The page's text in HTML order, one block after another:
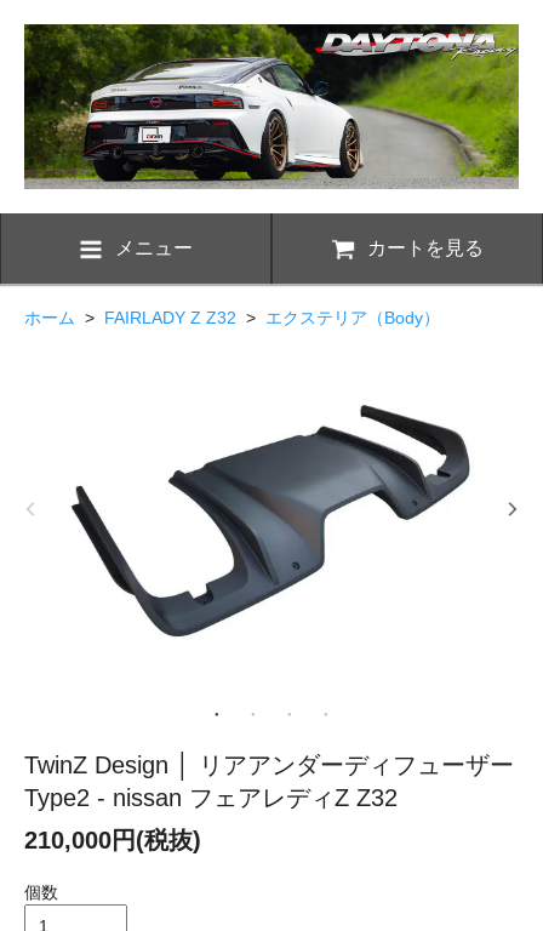
メニュー カートを見る
ホーム > FAIRLADY Z Z32 > エクステリア（Body）
TwinZ Design │ リアアンダーディフューザー
Type2 - nissan フェアレディZ Z32
210,000円(税抜)
個数